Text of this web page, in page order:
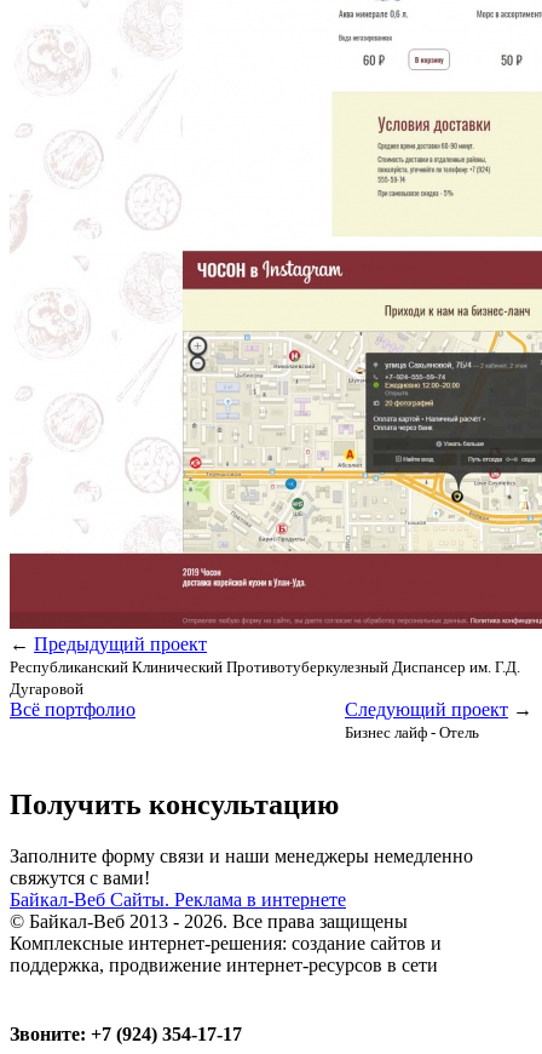
← Предыдущий проект
Республиканский Клинический Противотуберкулезный Диспансер им. Г.Д.
Дугаровой
Всё портфолио Следующий проект →
Бизнес лайф - Отель
Получить консультацию
Заполните форму связи и наши менеджеры немедленно
свяжутся с вами!
Байкал-Веб Сайты. Реклама в интернете
© Байкал-Веб 2013 - 2026. Все права защищены
Комплексные интернет-решения: создание сайтов и
поддержка, продвижение интернет-ресурсов в сети
Звоните: +7 (924) 354-17-17